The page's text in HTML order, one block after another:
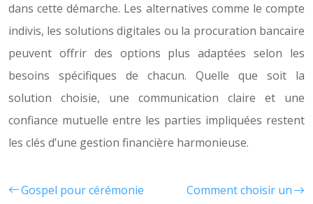
dans cette démarche. Les alternatives comme le compte
indivis, les solutions digitales ou la procuration bancaire
peuvent offrir des options plus adaptées selon les
besoins spécifiques de chacun. Quelle que soit la
solution choisie, une communication claire et une
confiance mutuelle entre les parties impliquées restent
les clés d’une gestion financière harmonieuse.
Gospel pour cérémonie
Comment choisir un